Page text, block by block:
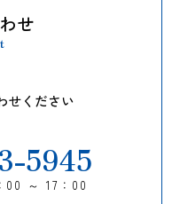
せ
せください
5945
00 ～ 17：00